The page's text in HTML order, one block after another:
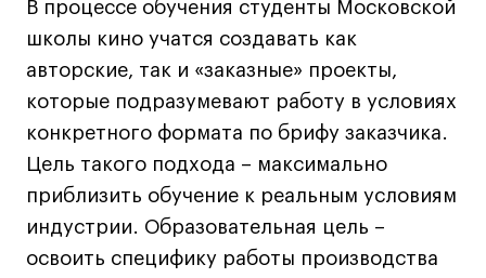
Все программы
Для школьников
Интенсивы
Среднесрочные
Долгосрочные
Все программы
В процессе обучения студенты Московской
школы кино учатся создавать как
авторские, так и «заказные» проекты,
которые подразумевают работу в условиях
конкретного формата по брифу заказчика.
Цель такого подхода – максимально
приблизить обучение к реальным условиям
индустрии. Образовательная цель –
освоить специфику работы производства